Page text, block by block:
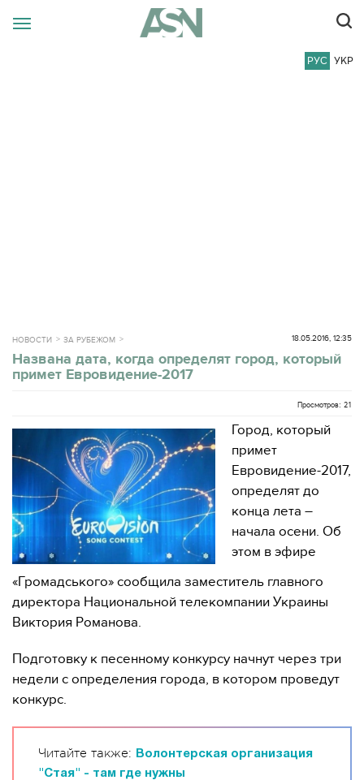
РУС УКР
НОВОСТИ ЗА РУБЕЖОМ 18.05.2016, 12:35
Названа дата, когда определят город, который
примет Евровидение-2017
Просмотров: 21
Город, который
примет
Евровидение-2017,
определят до
конца лета –
начала осени. Об
этом в эфире
«Громадського» сообщила заместитель главного
директора Национальной телекомпании Украины
Виктория Романова.
Подготовку к песенному конкурсу начнут через три
недели с определения города, в котором проведут
конкурс.
Читайте также:
Волонтерская организация
"Стая" - там где нужны